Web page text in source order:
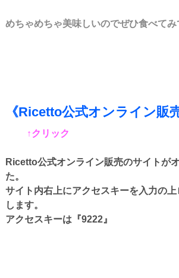
めちゃめちゃ美味しいのでぜひ食べてみ
《Ricetto公式オンライン販
↑クリック
Ricetto公式オンライン販売のサイトが
た。
サイト内右上にアクセスキーを入力の
します。
アクセスキーは『9222』